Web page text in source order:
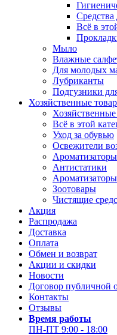
Всё в
Мыло
Влажные
Для молодых
Лубриканты
Подгузники
Хозяйственные
Всё в этой
Уход за обувью
Освежители
Антистатики
Зоотовары
Чистящие
Акция
Распродажа
Доставка
Оплата
Обмен и возврат
Акции и скидки
Новости
Договор публичной
Контакты
Отзывы
Время работы
ПН-ПТ 9:00 - 18:00